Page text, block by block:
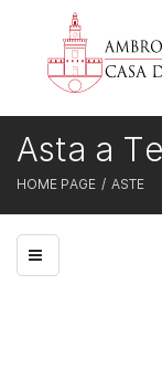
HOME PAGE ASTE
Asta a